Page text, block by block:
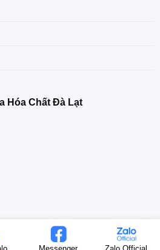
Hóa Chất Đà Lạt
Company. All right Reserved.